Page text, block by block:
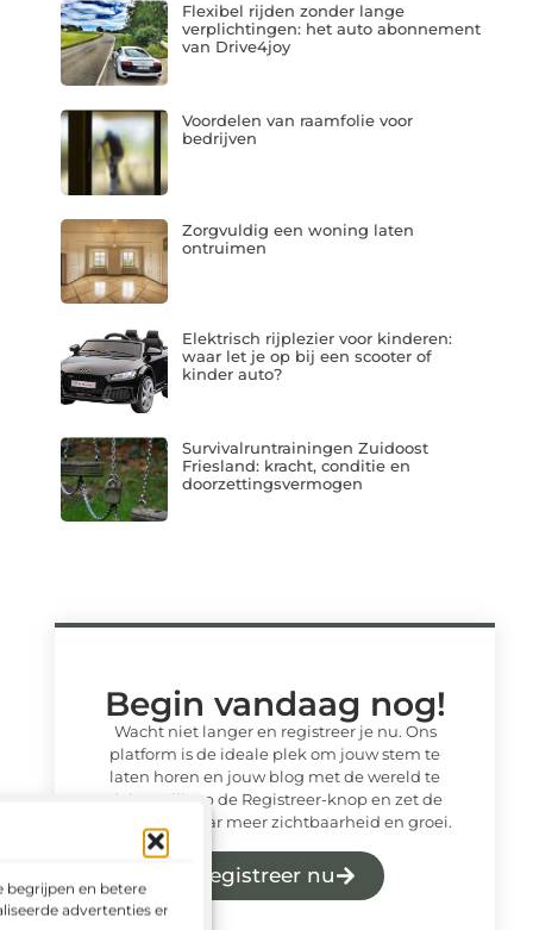
begrijpen en betere
advertenties en het
Flexibel rijden zonder lange
verplichtingen: het auto abonnement
van Drive4joy
Voordelen van raamfolie voor
bedrijven
Zorgvuldig een woning laten
ontruimen
Elektrisch rijplezier voor kinderen:
waar let je op bij een scooter of
kinder auto?
Survivalruntrainingen Zuidoost
Friesland: kracht, conditie en
doorzettingsvermogen
Begin vandaag nog!
Wacht niet langer en registreer je nu. Ons
platform is de ideale plek om jouw stem te
laten horen en jouw blog met de wereld te
delen. Klik op de Registreer-knop en zet de
eerste stap naar meer zichtbaarheid en groei.
Registreer nu